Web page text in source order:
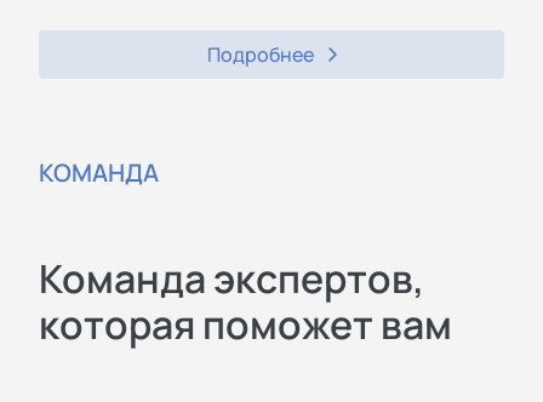
Подробнее
КОМАНДА
Команда экспертов,
которая поможет вам